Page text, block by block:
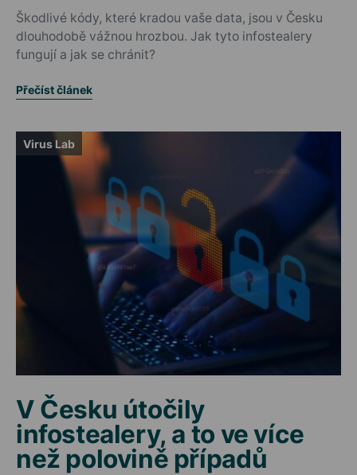
Škodlivé kódy, které kradou vaše data, jsou v Česku
dlouhodobě vážnou hrozbou. Jak tyto infostealery
fungují a jak se chránit?
Přečíst článek
Virus Lab
V Česku útočily
infostealery, a to ve více
než polovině případů